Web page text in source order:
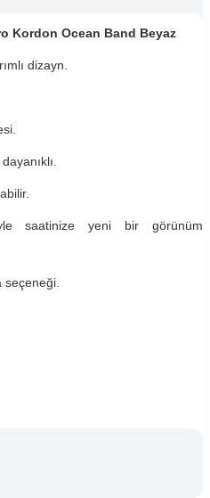
Kordon Ocean Band Beyaz
dizayn.
saatinize yeni bir görünüm